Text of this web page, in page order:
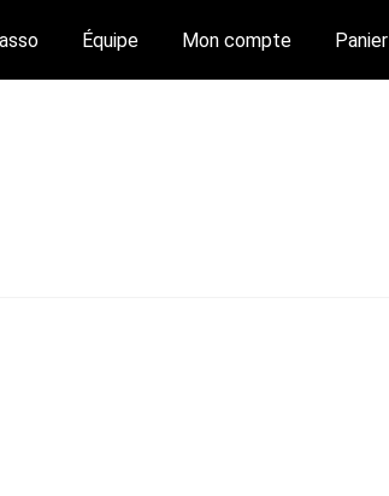
Équipe Mon compte Panier